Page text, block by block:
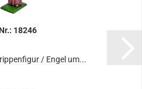
18246
/ Engel um...